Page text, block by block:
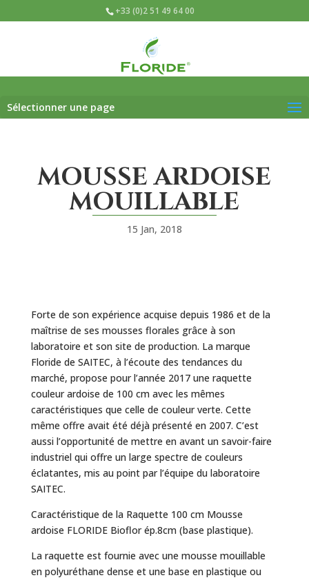
+33 (0)2 51 49 64 00
Sélectionner une page
MOUSSE ARDOISE
MOUILLABLE
15 Jan, 2018
Forte de son expérience acquise depuis 1986 et de la
maîtrise de ses mousses florales grâce à son
laboratoire et son site de production. La marque
Floride de SAITEC, à l’écoute des tendances du
marché, propose pour l’année 2017 une raquette
couleur ardoise de 100 cm avec les mêmes
caractéristiques que celle de couleur verte. Cette
même offre avait été déjà présenté en 2007. C’est
aussi l’opportunité de mettre en avant un savoir-faire
industriel qui offre un large spectre de couleurs
éclatantes, mis au point par l’équipe du laboratoire
SAITEC.
Caractéristique de la Raquette 100 cm Mousse
ardoise FLORIDE Bioflor ép.8cm (base plastique).
La raquette est fournie avec une mousse mouillable
en polyuréthane dense et une base en plastique ou